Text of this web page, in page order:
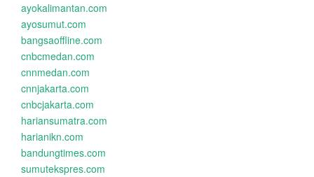
ayokalimantan.com
ayosumut.com
bangsaoffline.com
cnbcmedan.com
cnnmedan.com
cnnjakarta.com
cnbcjakarta.com
hariansumatra.com
harianikn.com
bandungtimes.com
sumutekspres.com